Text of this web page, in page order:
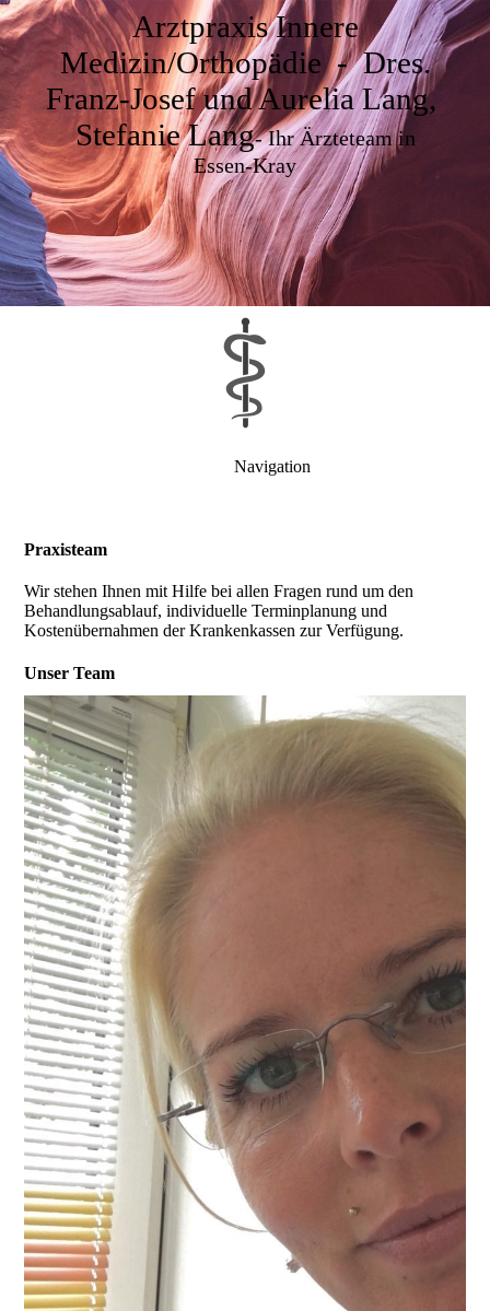
Arztpraxis Innere
Medizin/Orthopädie - Dres.
Franz-Josef und Aurelia Lang,
Stefanie Lang- Ihr Ärzteteam in
Essen-Kray
Navigation
Praxisteam
Wir stehen Ihnen mit Hilfe bei allen Fragen rund um den
Behandlungsablauf, individuelle Terminplanung und
Kostenübernahmen der Krankenkassen zur Verfügung.
Unser Team